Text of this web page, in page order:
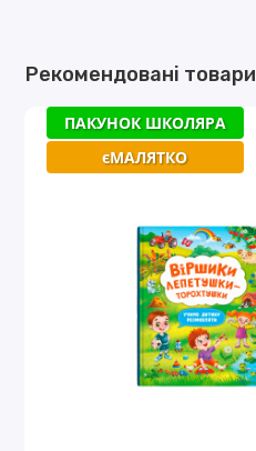
Рекомендовані товари
ПАКУНОК ШКОЛЯРА
єМАЛЯТКО